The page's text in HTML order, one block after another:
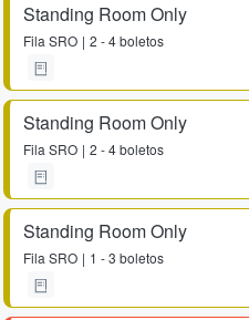
Standing Room Only
Fila SRO 2 - 4 boletos
Standing Room Only
Fila SRO 2 - 4 boletos
Standing Room Only
Fila SRO 1 - 3 boletos